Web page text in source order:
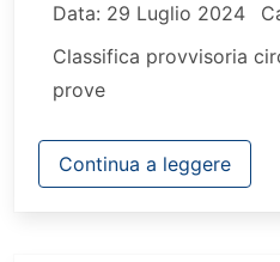
Data: 29 Luglio 2024
Classifica provvisoria
prove
Continua a leggere